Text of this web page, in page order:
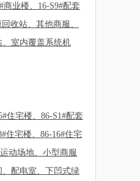
商业楼、16-S9#配套
收站、其他商服、
室内覆盖系统机
住宅楼、86-S1#配套
住宅楼、86-16#住宅
动场地、小型商服
配电室、下凹式绿